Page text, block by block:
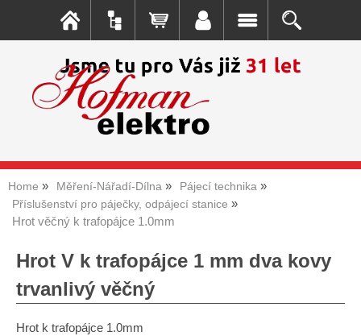
Home Měření-Nářadí-Dílna
Pájecí technika
Příslušenství pro páječky, odpájecí stanice
Hrot věčný k trafopájce 1.0mm
Hrot V k trafopájce 1 mm dva kovy
trvanlivý věčný
Hrot k trafopájce 1.0mm